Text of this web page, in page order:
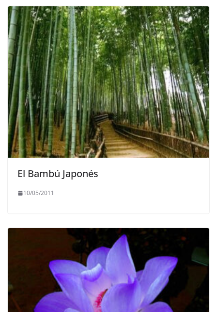
El Bambú Japonés
10/05/2011